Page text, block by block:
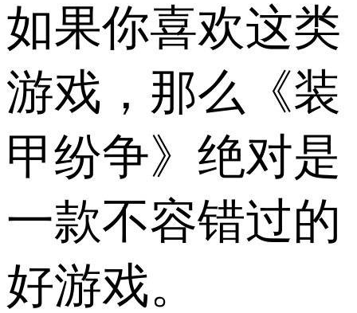
如果你喜欢这类
游戏，那么《装
甲纷争》绝对是
一款不容错过的
好游戏。